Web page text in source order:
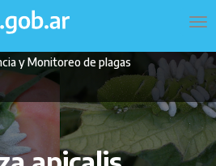
y Monitoreo de plagas